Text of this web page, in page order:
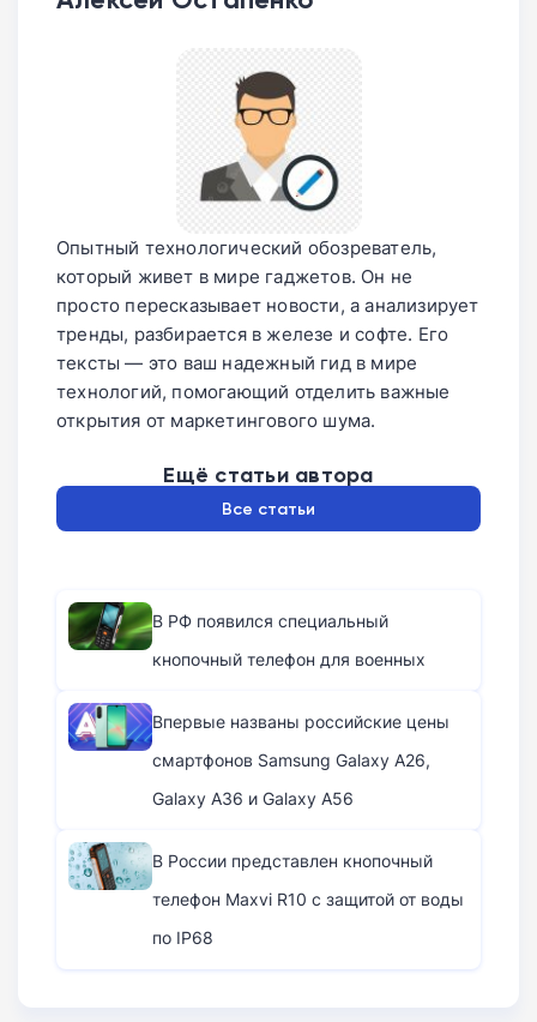
Опытный технологический обозреватель,
который живет в мире гаджетов. Он не
просто пересказывает новости, а анализирует
тренды, разбирается в железе и софте. Его
тексты — это ваш надежный гид в мире
технологий, помогающий отделить важные
открытия от маркетингового шума.
Ещё статьи автора
Все статьи
В РФ появился специальный
кнопочный телефон для военных
Впервые названы российские цены
смартфонов Samsung Galaxy A26,
Galaxy A36 и Galaxy A56
В России представлен кнопочный
телефон Maxvi R10 с защитой от воды
по IP68